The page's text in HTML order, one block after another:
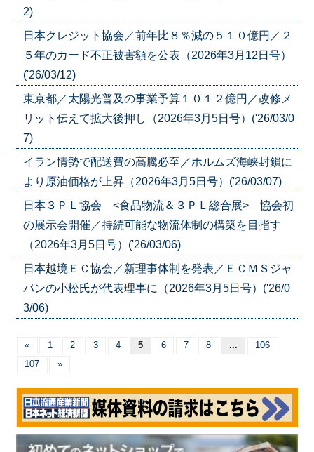
2)
日本クレジット協会／前年比８％減の５１０億円／２
５年のカード不正被害額を公表（2026年3月12日号）
('26/03/12)
東京都／太陽光普及の事業予算１０１２億円／改修メ
リット伝えて拡大後押し（2026年3月5日号）('26/03/0
7)
イラン情勢で配送費の高騰必至／ホルムズ海峡封鎖に
より原油価格が上昇（2026年3月5日号）('26/03/07)
日本３ＰＬ協会 <食品物流＆３ＰＬ総合展> 協会初
の展示会開催／持続可能な物流体制の構築を目指す
（2026年3月5日号）('26/03/06)
日本越境ＥＣ協会／新理事体制を発表／ＥＣＭＳジャ
パンの小松氏が代表理事に（2026年3月5日号）('26/0
3/06)
« 1 2 3 4 5 6 7 8 ...
106
107
»